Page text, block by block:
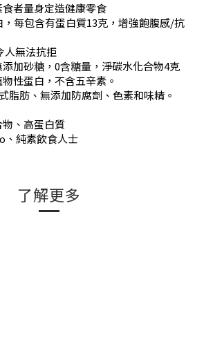
者量身定造健康零食
每包含有蛋白質13克，增強飽腹感/抗
人無法抗拒
加砂糖，0含糖量，淨碳水化合物4克
性蛋白，不含五辛素。
脂肪、無添加防腐劑、色素和味精。
、高蛋白質
純素飲食人士
了解更多